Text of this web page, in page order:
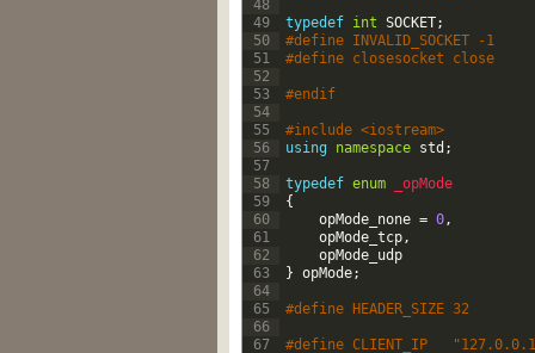
48
49
50
51
52
53
54
55
56
57
58
59
60
61
62
63
64
65
66
67
typedef int SOCKET;
#define INVALID_SOCKET -1
#define closesocket close
#endif
#include <iostream>
using
namespace std ;
typedef enum
_opMode
{
opMode_none = 0,
opMode_tcp,
opMode udp
} opMode;
#define HEADER_SIZE 32
#define CLIENT_IP